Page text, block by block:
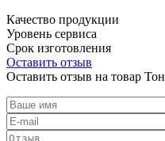
Качество продукции
Уровень сервиса
Срок изготовления
Оставить отзыв
Оставить отзыв на товар